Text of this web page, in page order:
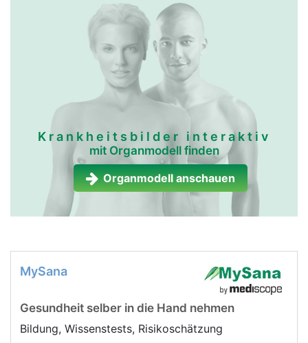
Krankheitsbilder interaktiv
mit Organmodell finden
Organmodell anschauen
MySana
Gesundheit selber in die Hand nehmen
Bildung, Wissenstests, Risikoschätzung